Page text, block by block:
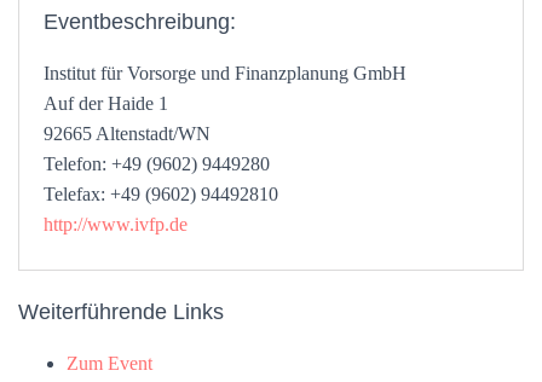
Eventbeschreibung:
Institut für Vorsorge und Finanzplanung GmbH
Auf der Haide 1
92665 Altenstadt/WN
Telefon: +49 (9602) 9449280
Telefax: +49 (9602) 94492810
http://www.ivfp.de
Weiterführende Links
Zum Event